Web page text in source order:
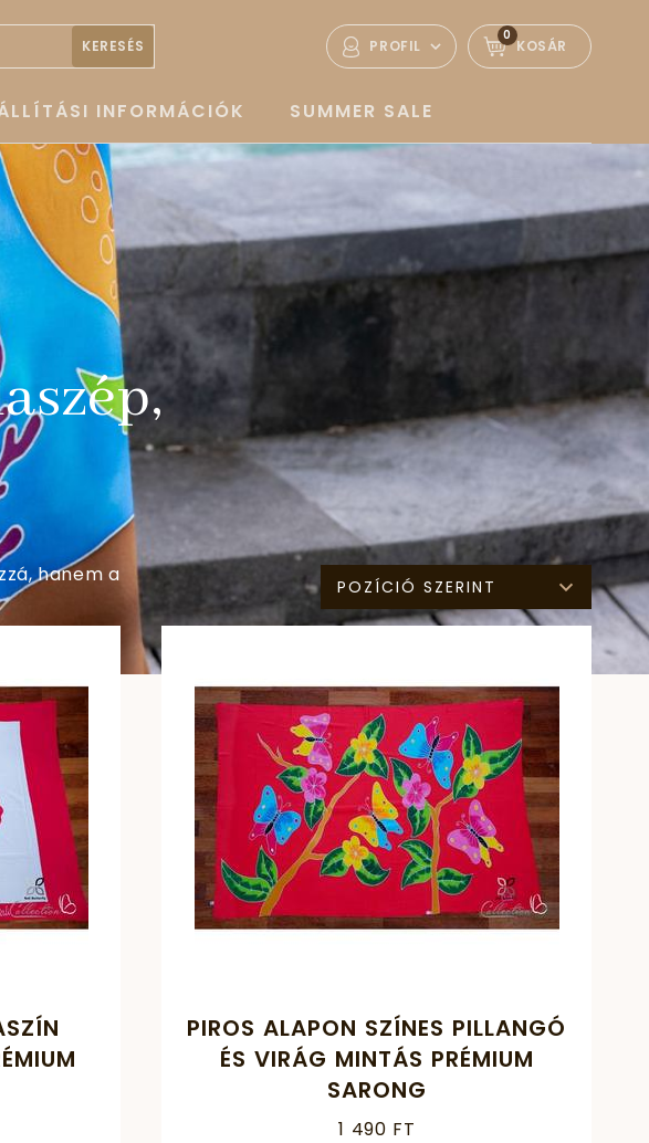
PROFIL KOSÁR
0
KERESÉS
INFORMÁCIÓK SUMMER SALE
hanem a
POZÍCIÓ SZERINT
PIROS ALAPON SZÍNES PILLANGÓ
ÉS VIRÁG MINTÁS PRÉMIUM
SARONG
1 490 FT